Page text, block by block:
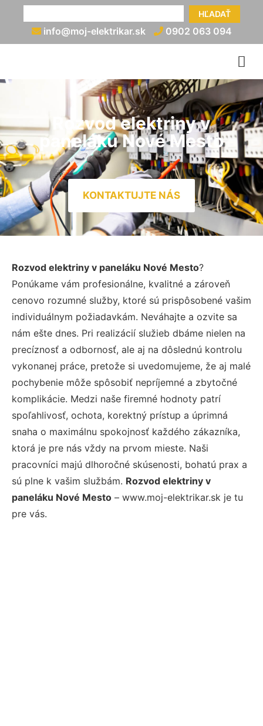
HĽADAŤ
info@moj-elektrikar.sk 0902 063 094
Rozvod elektriny v
paneláku Nové Mesto
KONTAKTUJTE NÁS
Rozvod elektriny v paneláku Nové Mesto?
Ponúkame vám profesionálne, kvalitné a zároveň
cenovo rozumné služby, ktoré sú prispôsobené vašim
individuálnym požiadavkám. Neváhajte a ozvite sa
nám ešte dnes. Pri realizácií služieb dbáme nielen na
precíznosť a odbornosť, ale aj na dôslednú kontrolu
vykonanej práce, pretože si uvedomujeme, že aj malé
pochybenie môže spôsobiť nepríjemné a zbytočné
komplikácie. Medzi naše firemné hodnoty patrí
spoľahlivosť, ochota, korektný prístup a úprimná
snaha o maximálnu spokojnosť každého zákazníka,
ktorá je pre nás vždy na prvom mieste. Naši
pracovníci majú dlhoročné skúsenosti, bohatú prax a
sú plne k vašim službám. Rozvod elektriny v
paneláku Nové Mesto – www.moj-elektrikar.sk je tu
pre vás.